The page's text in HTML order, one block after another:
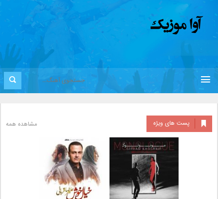
پست های ویژه مشاهده همه